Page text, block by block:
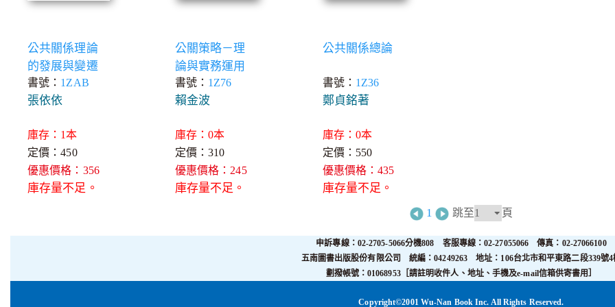
公共關係理論
的發展與變遷
書號： 1ZAB
張依依
庫存：1本
定價：450
優惠價格：356
庫存量不足。
公關策略－理
論與實務運用
書號： 1Z76
賴金波
庫存：0本
定價：310
優惠價格：245
庫存量不足。
公共關係總論
書號： 1Z36
鄭貞銘著
庫存：0本
定價：550
優惠價格：435
庫存量不足。
1
跳至 頁
申訴專線：02-2705-5066分機808 客服專線：02-27055066 傳真：02-27066100
五南圖書出版股份有限公司 統編：04249263 地址：106台北市和平東路二段339號4
劃撥帳號：01068953［請註明收件人、地址、手機及e-mail信箱供寄書用］
Copyright©2001 Wu-Nan Book Inc. All Rights Reserved.